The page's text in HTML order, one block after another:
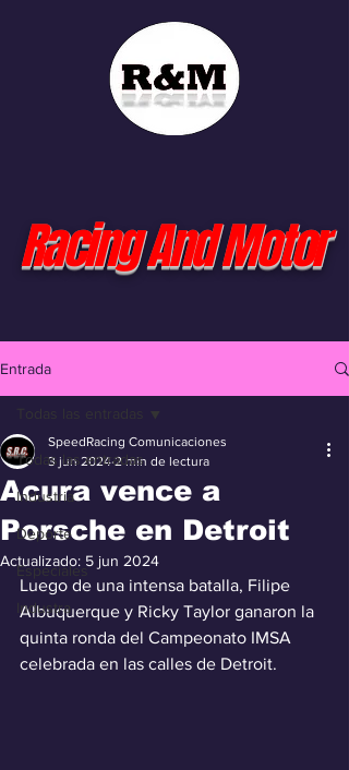
Racing And Motor
Entrada
Todas las entradas
Industria
Deporte
Especiales
Industra
Todas las entradas
Acura vence a
Porsche en Detroit
SpeedRacing Comunicaciones
3 jun 2024 2 min de lectura
Actualizado: 5 jun 2024
Luego de una intensa batalla, Filipe
Albuquerque y Ricky Taylor ganaron la
quinta ronda del Campeonato IMSA
celebrada en las calles de Detroit.